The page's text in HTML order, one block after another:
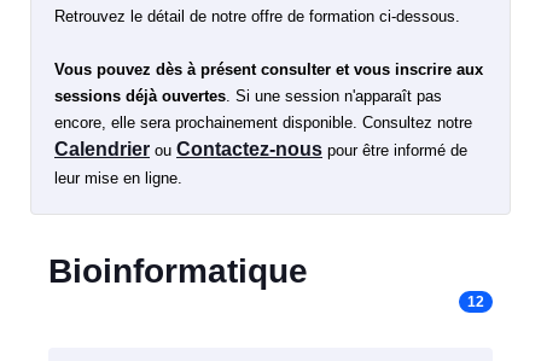
Retrouvez le détail de notre offre de formation ci-dessous.
Vous pouvez dès à présent consulter et vous inscrire aux
sessions déjà ouvertes. Si une session n'apparaît pas
encore, elle sera prochainement disponible. Consultez notre
Calendrier ou Contactez-nous pour être informé de
leur mise en ligne.
Bioinformatique
12